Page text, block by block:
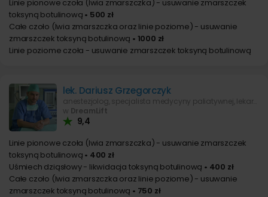
Linie pionowe czoła (lwia zmarszczka) - usuwanie zmarszczek
toksyną botulinową • 500 zł
Całe czoło (lwia zmarszczka oraz linie poziome) - usuwanie
zmarszczek toksyną botulinową • 1000 zł
Linie poziome czoła - usuwanie zmarszczek toksyną botulinową
lek. Dariusz Grzegorczyk
anestezjolog, specjalista medycyny paliatywnej, lekarz wykonujący zabiegi medycyny estetycznej
w DreamLift
9,4
Linie pionowe czoła (lwia zmarszczka) - usuwanie zmarszczek
toksyną botulinową • 400 zł
Uśmiech dziąsłowy - likwidacja toksyną botulinową • 400 zł
Całe czoło (lwia zmarszczka oraz linie poziome) - usuwanie
zmarszczek toksyną botulinową • 750 zł